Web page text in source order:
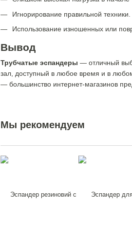
Игнорирование правильной техники.
Использование изношенных или
Вывод
Трубчатые эспандеры — отличный
зал, доступный в любое время и в
— большинство интернет-магазинов
Мы рекомендуем